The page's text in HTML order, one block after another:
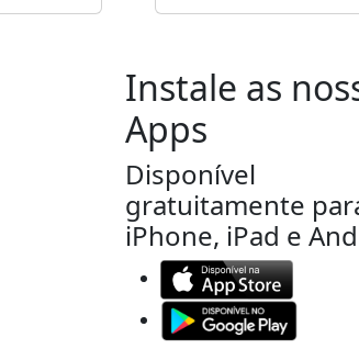
Instale as
Apps
Disponível
gratuitamente
iPhone, iPad e